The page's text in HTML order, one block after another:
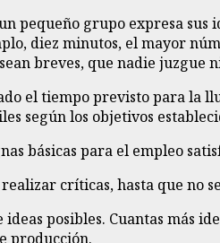
pequeño grupo expresa
diez minutos, el mayor
breves, que nadie
el tiempo previsto para la
según los objetivos
básicas para el empleo
críticas, hasta que no
posibles. Cuantas más
producción.